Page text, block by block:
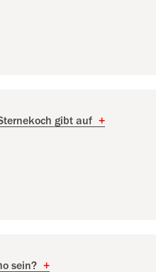
gibt auf +
sein? +